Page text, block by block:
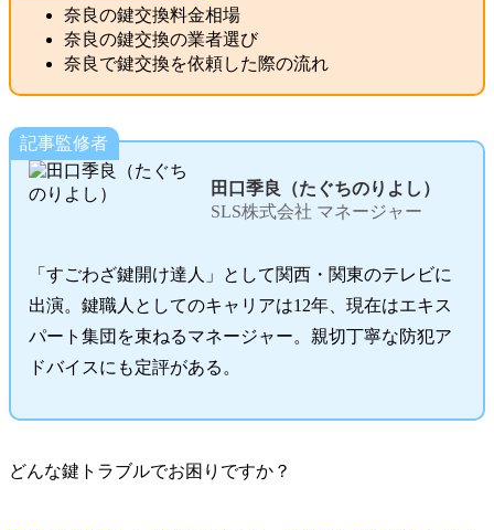
奈良の鍵交換料金相場
奈良の鍵交換の業者選び
奈良で鍵交換を依頼した際の流れ
記事監修者
田口季良（たぐちのりよし）
SLS株式会社 マネージャー
「すごわざ鍵開け達人」として関西・関東のテレビに
出演。鍵職人としてのキャリアは12年、現在はエキス
パート集団を束ねるマネージャー。親切丁寧な防犯ア
ドバイスにも定評がある。
どんな鍵トラブルでお困りですか？